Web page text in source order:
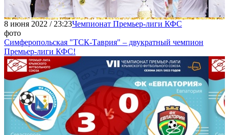
8 июня 2022 / 23:23Чемпионат Премьер-лиги КФС
фото
Симферопольская "ТСК-Таврия" – двукратный чемпион
Премьер-лиги КФС!